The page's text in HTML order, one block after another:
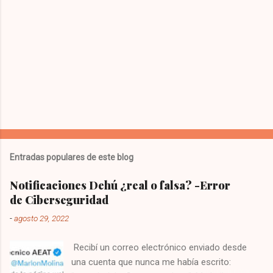
Entradas populares de este blog
Notificaciones Dehú ¿real o falsa? -Error
de Ciberseguridad
-agosto 29, 2022
Recibí un correo electrónico enviado desde
una cuenta que nunca me había escrito: